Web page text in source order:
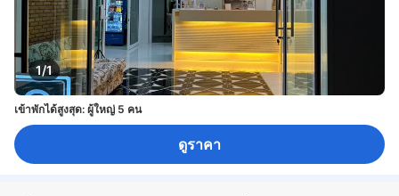
1/1
เข้าพักได้สูงสุด: ผู้ใหญ่ 5 คน
ดูราคา